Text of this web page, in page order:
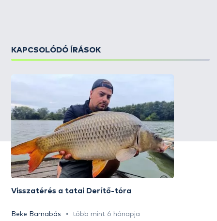
KAPCSOLÓDÓ ÍRÁSOK
Visszatérés a tatai Derítő-tóra
Beke Barnabás több mint 6 hónapja